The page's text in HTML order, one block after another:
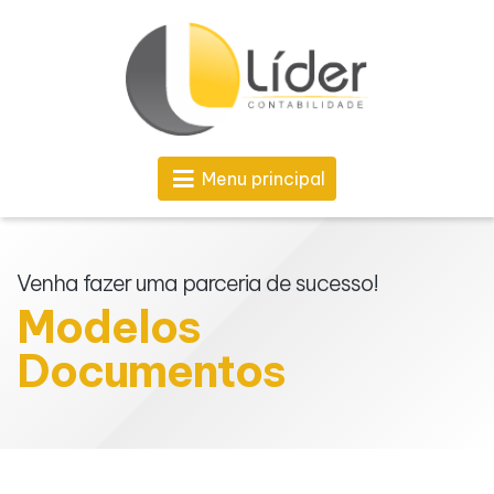
Menu principal
Venha fazer uma parceria de sucesso!
Modelos
Documentos